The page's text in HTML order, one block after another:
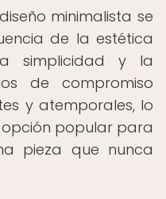
minimalista se
de la estética
simplicidad y la
de compromiso
y atemporales, lo
popular para
pieza que nunca